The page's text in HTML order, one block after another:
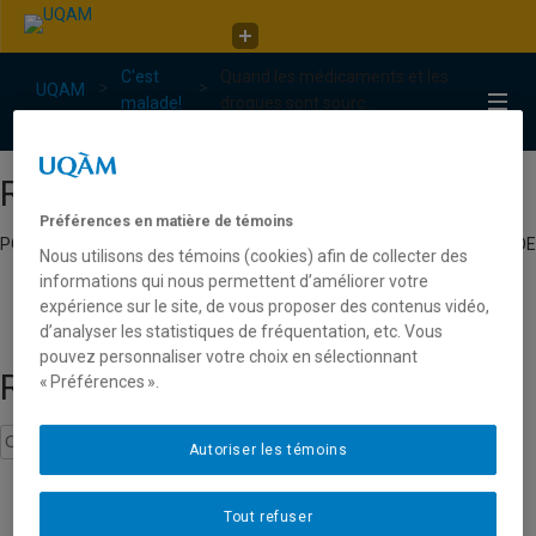
C'est malade!
UQAM
C'est
malade!
Quand les médicaments et les
drogues sont sourc...
Répertoire
POUR TROUVER UN CHERCHEUR EXPERT EN JEUNESSE DU RÉSEAU DE
L’UNIVERSITÉ DU QUÉBEC.
Recherche
médicaments
Préférences en matière de témoins
Nous utilisons des témoins (cookies) afin de collecter des
informations qui nous permettent d’améliorer votre
expérience sur le site, de vous proposer des contenus vidéo,
d’analyser les statistiques de fréquentation, etc. Vous
pouvez personnaliser votre choix en sélectionnant
« Préférences ».
Tout refuser
Autoriser les témoins